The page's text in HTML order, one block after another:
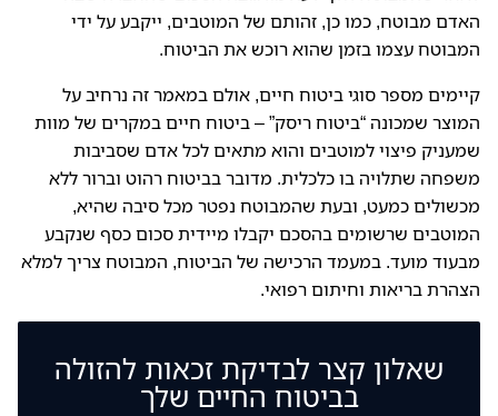
האדם מבוטח, כמו כן, זהותם של המוטבים, ייקבע על ידי
המבוטח עצמו בזמן שהוא רוכש את הביטוח.
קיימים מספר סוגי ביטוח חיים, אולם במאמר זה נרחיב על
המוצר שמכונה “ביטוח ריסק” – ביטוח חיים במקרים של מוות
שמעניק פיצוי למוטבים והוא מתאים לכל אדם שסביבות
משפחה שתלויה בו כלכלית. מדובר בביטוח רהוט וברור ללא
מכשולים כמעט, ובעת שהמבוטח נפטר מכל סיבה שהיא,
המוטבים שרשומים בהסכם יקבלו מיידית סכום כסף שנקבע
מבעוד מועד. במעמד הרכישה של הביטוח, המבוטח צריך למלא
הצהרת בריאות וחיתום רפואי.
שאלון קצר לבדיקת זכאות להזולה
בביטוח החיים שלך